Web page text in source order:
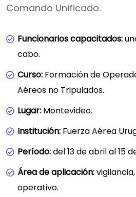
Comando Unificado.
Funcionarios capacitados:
cabo.
Curso: Formación de
Aéreos no Tripulados.
Lugar: Montevideo.
Institución: Fuerza Aérea
Período:del 13 de abril al 15
Área de aplicación:
operativo.